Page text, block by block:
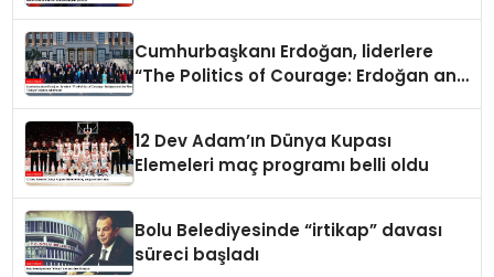
Cumhurbaşkanı Erdoğan, liderlere
“The Politics of Courage: Erdoğan and
12 Dev Adam’ın Dünya Kupası
Elemeleri maç programı belli oldu
Bolu Belediyesinde “irtikap” davası
süreci başladı